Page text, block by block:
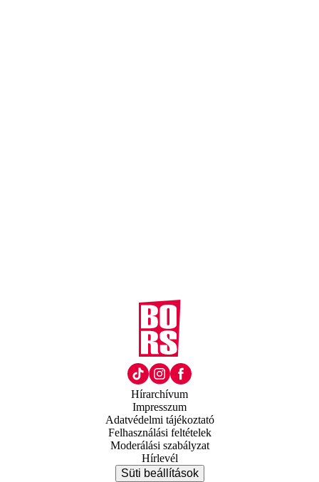
Hírarchívum
Impresszum
Adatvédelmi tájékoztató
Felhasználási feltételek
Moderálási szabályzat
Hírlevél
Süti beállítások